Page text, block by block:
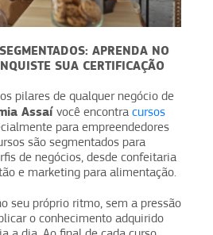
APRENDA NO
SUA CERTIFICAÇÃO
pilares de qualquer negócio de
Assaí você encontra cursos
para empreendedores
são segmentados para
de negócios, desde confeitaria
e marketing para alimentação.
seu próprio ritmo, sem a pressão
o conhecimento adquirido